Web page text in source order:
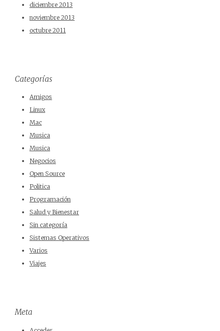
diciembre 2013
noviembre 2013
octubre 2011
Categorías
Amigos
Linux
Mac
Musica
Musica
Negocios
Open Source
Politica
Programación
Salud y Bienestar
Sin categoría
Sistemas Operativos
Varios
Viajes
Meta